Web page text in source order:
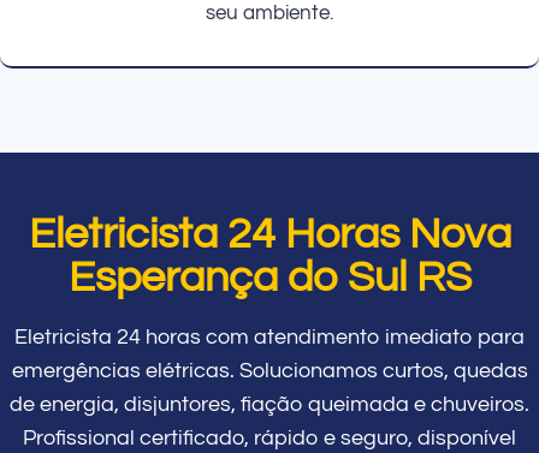
seu ambiente.
Eletricista 24 Horas Nova
Esperança do Sul RS
Eletricista 24 horas com atendimento imediato para
emergências elétricas. Solucionamos curtos, quedas
de energia, disjuntores, fiação queimada e chuveiros.
Profissional certificado, rápido e seguro, disponível